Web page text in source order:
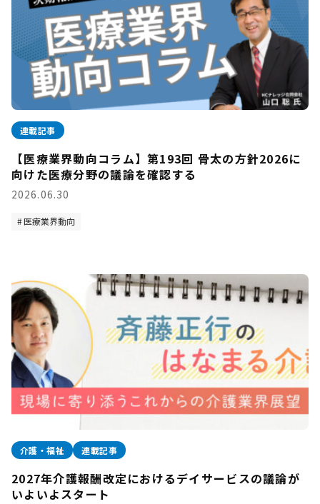
連載記事
【医療業界動向コラム】第193回 骨太の方針2026に
向けた医療分野の議論を確認する
2026.06.30
医療業界動向
介護・福祉 連載記事
2027年介護報酬改定におけるデイサービスの議論が
いよいよスタート